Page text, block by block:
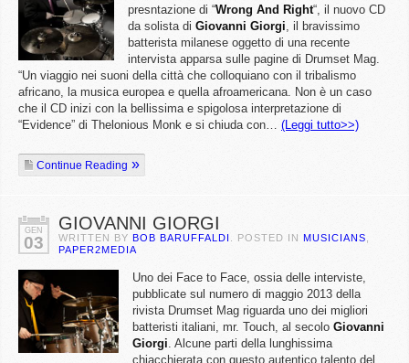
presntazione di “Wrong And Right“, il nuovo CD
da solista di Giovanni Giorgi, il bravissimo
batterista milanese oggetto di una recente
intervista apparsa sulle pagine di Drumset Mag.
“Un viaggio nei suoni della città che colloquiano con il tribalismo
africano, la musica europea e quella afroamericana. Non è un caso
che il CD inizi con la bellissima e spigolosa interpretazione di
“Evidence” di Thelonious Monk e si chiuda con… (Leggi tutto>>)
Continue Reading
GEN
03
GIOVANNI GIORGI
WRITTEN BY BOB BARUFFALDI . POSTED IN MUSICIANS
PAPER2MEDIA
Uno dei Face to Face, ossia delle interviste,
pubblicate sul numero di maggio 2013 della
rivista Drumset Mag riguarda uno dei migliori
batteristi italiani, mr. Touch, al secolo Giovanni
Giorgi. Alcune parti della lunghissima
chiacchierata con questo autentico talento del